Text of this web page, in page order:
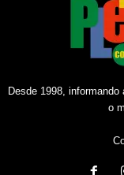
Desde 1998,
o